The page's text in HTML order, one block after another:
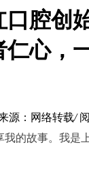
腔创
仁心，
源：网络转载/
我的故事。我是